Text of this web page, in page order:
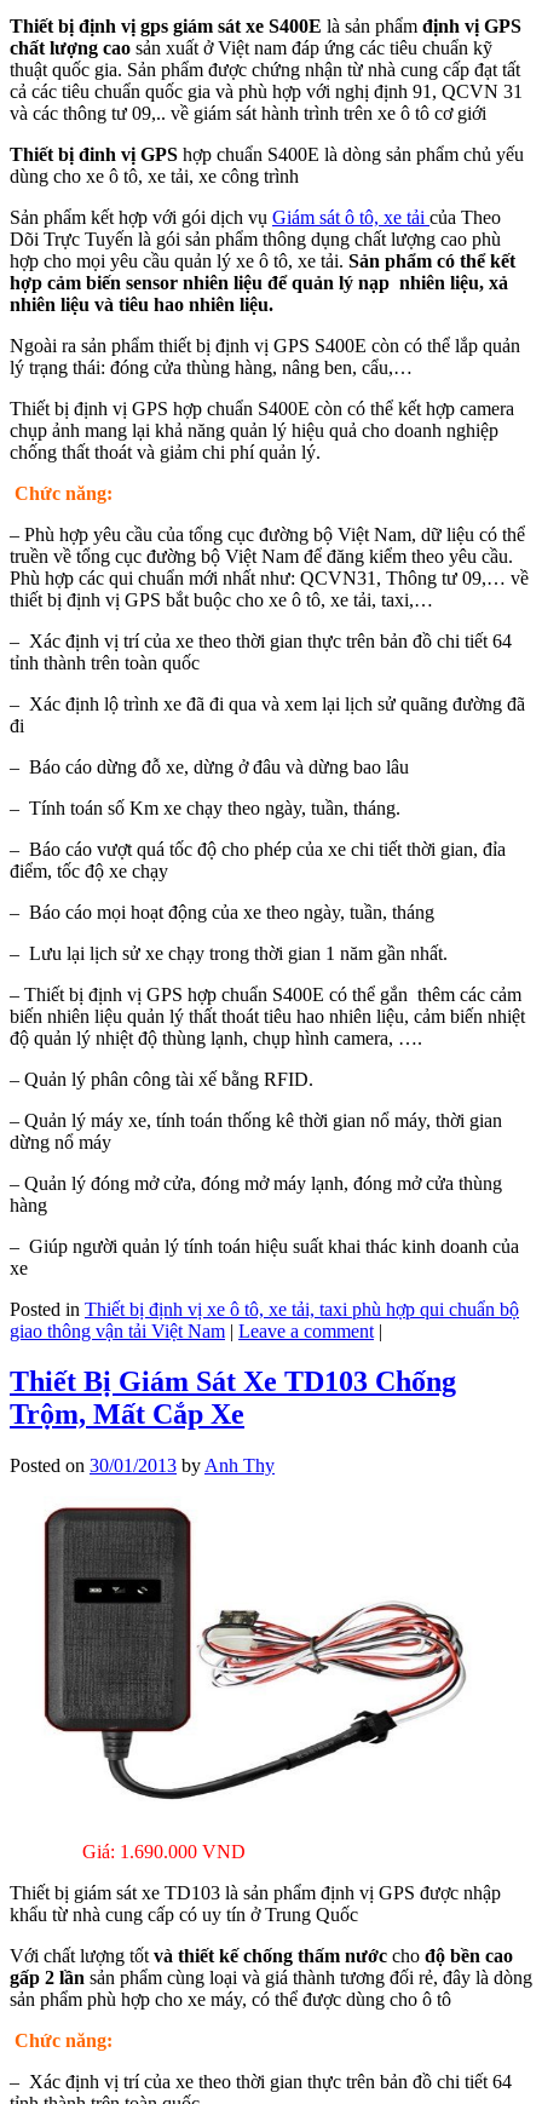
Thiết bị định vị gps giám sát xe S400E là sản phẩm định vị GPS
chất lượng cao sản xuất ở Việt nam đáp ứng các tiêu chuẩn kỹ
thuật quốc gia. Sản phẩm được chứng nhận từ nhà cung cấp đạt tất
cả các tiêu chuẩn quốc gia và phù hợp với nghị định 91, QCVN 31
và các thông tư 09,.. về giám sát hành trình trên xe ô tô cơ giới
Thiết bị đinh vị GPS hợp chuẩn S400E là dòng sản phẩm chủ yếu
dùng cho xe ô tô, xe tải, xe công trình
Sản phẩm kết hợp với gói dịch vụ Giám sát ô tô, xe tải của Theo
Dõi Trực Tuyến là gói sản phẩm thông dụng chất lượng cao phù
hợp cho mọi yêu cầu quản lý xe ô tô, xe tải. Sản phẩm có thể kết
hợp cảm biến sensor nhiên liệu để quản lý nạp nhiên liệu, xả
nhiên liệu và tiêu hao nhiên liệu.
Ngoài ra sản phẩm thiết bị định vị GPS S400E còn có thể lắp quản
lý trạng thái: đóng cửa thùng hàng, nâng ben, cẩu,…
Thiết bị định vị GPS hợp chuẩn S400E còn có thể kết hợp camera
chụp ảnh mang lại khả năng quản lý hiệu quả cho doanh nghiệp
chống thất thoát và giảm chi phí quản lý.
Chức năng:
– Phù hợp yêu cầu của tổng cục đường bộ Việt Nam, dữ liệu có thể
truền về tổng cục đường bộ Việt Nam để đăng kiểm theo yêu cầu.
Phù hợp các qui chuẩn mới nhất như: QCVN31, Thông tư 09,… về
thiết bị định vị GPS bắt buộc cho xe ô tô, xe tải, taxi,…
– Xác định vị trí của xe theo thời gian thực trên bản đồ chi tiết 64
tỉnh thành trên toàn quốc
– Xác định lộ trình xe đã đi qua và xem lại lịch sử quãng đường đã
đi
– Báo cáo dừng đỗ xe, dừng ở đâu và dừng bao lâu
– Tính toán số Km xe chạy theo ngày, tuần, tháng.
– Báo cáo vượt quá tốc độ cho phép của xe chi tiết thời gian, đỉa
điểm, tốc độ xe chạy
– Báo cáo mọi hoạt động của xe theo ngày, tuần, tháng
– Lưu lại lịch sử xe chạy trong thời gian 1 năm gần nhất.
– Thiết bị định vị GPS hợp chuẩn S400E có thể gắn thêm các cảm
biến nhiên liệu quản lý thất thoát tiêu hao nhiên liệu, cảm biến nhiệt
độ quản lý nhiệt độ thùng lạnh, chụp hình camera, ….
– Quản lý phân công tài xế bằng RFID.
– Quản lý máy xe, tính toán thống kê thời gian nổ máy, thời gian
dừng nổ máy
– Quản lý đóng mở cửa, đóng mở máy lạnh, đóng mở cửa thùng
hàng
– Giúp người quản lý tính toán hiệu suất khai thác kinh doanh của
xe
Posted in Thiết bị định vị xe ô tô, xe tải, taxi phù hợp qui chuẩn bộ
giao thông vận tải Việt Nam | Leave a comment |
Thiết Bị Giám Sát Xe TD103 Chống
Trộm, Mất Cắp Xe
Posted on 30/01/2013 by Anh Thy
Giá: 1.690.000 VND
Thiết bị giám sát xe TD103 là sản phẩm định vị GPS được nhập
khẩu từ nhà cung cấp có uy tín ở Trung Quốc
Với chất lượng tốt và thiết kế chống thấm nước cho độ bền cao
gấp 2 lần sản phẩm cùng loại và giá thành tương đối rẻ, đây là dòng
sản phẩm phù hợp cho xe máy, có thể được dùng cho ô tô
Chức năng:
– Xác định vị trí của xe theo thời gian thực trên bản đồ chi tiết 64